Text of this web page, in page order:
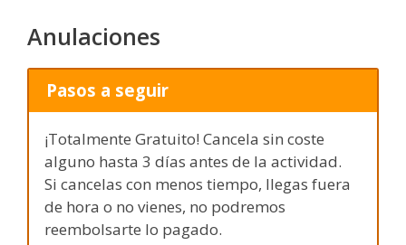
Anulaciones
Pasos a seguir
¡Totalmente Gratuito! Cancela sin coste
alguno hasta 3 días antes de la actividad.
Si cancelas con menos tiempo, llegas fuera
de hora o no vienes, no podremos
reembolsarte lo pagado.